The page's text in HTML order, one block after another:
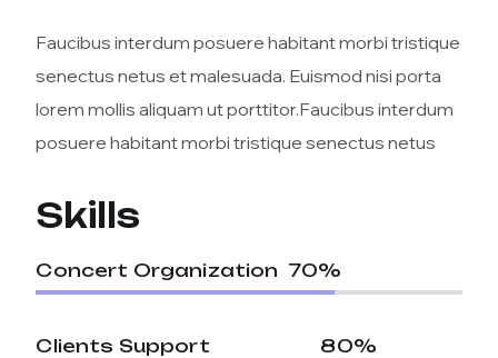
Faucibus interdum posuere habitant morbi tristique
senectus netus et malesuada. Euismod nisi porta
lorem mollis aliquam ut porttitor.Faucibus interdum
posuere habitant morbi tristique senectus netus
Skills
Concert Organization 70%
Clients Support 80%